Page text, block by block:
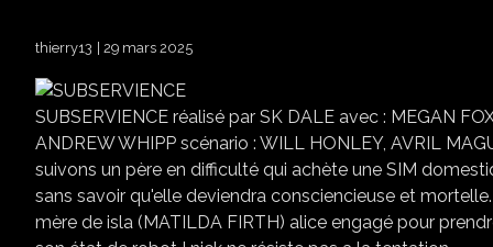
thierry13 29 mars 2025
SUBSERVIENCE réalisé par SK DALE avec : MEGAN
ANDREW WHIPP scénario : WILL HONLEY, AVRIL
suivons un père en difficulté qui achète une SIM
sans savoir qu'elle deviendra consciencieuse et
mère de isla (MATILDA FIRTH) alice engagé pour